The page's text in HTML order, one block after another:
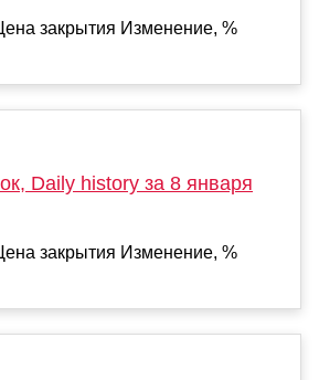
закрытия Изменение, %
Daily history за 8 января
закрытия Изменение, %